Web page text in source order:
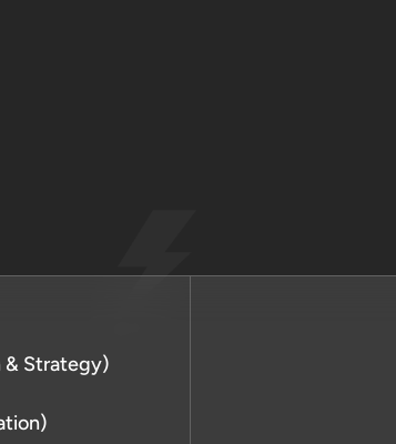
อมแนวทางแก้ไขที่
& Strategy)
การเจาะตลาดคู่